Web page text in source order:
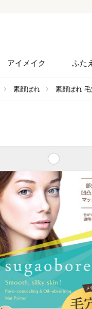
アイメイク ふた
素顔ぼれ 素顔ぼれ